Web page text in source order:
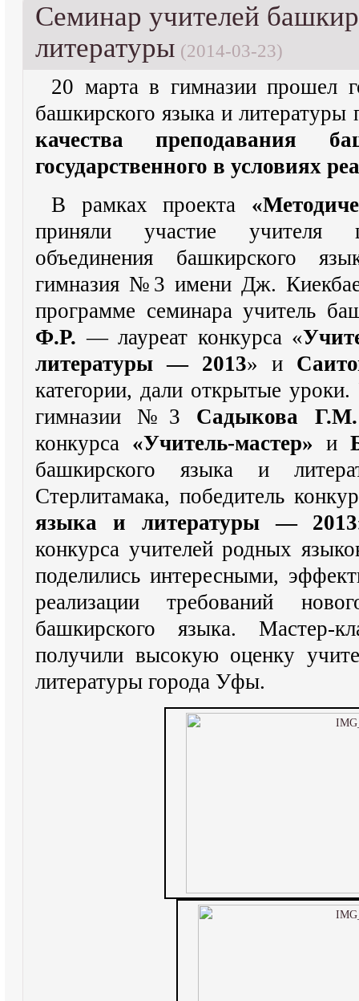
Cеминар учителей
литературы (2014-03-23)
20 марта в гимназии прошел
башкирского языка и
качества преподавания
государственного в условиях
В рамках проекта
приняли участие учителя
объединения башкирского
гимназия №3 имени Дж.
программе семинара учитель
Ф.Р. — лауреат конкурса «
литературы — 2013» и
категории, дали открытые
гимназии №3 Садыкова Г.М.
конкурса «Учитель-мастер» и
башкирского языка и
Стерлитамака, победитель
языка и литературы —
конкурса учителей родных
поделились интересными,
реализации требований
башкирского языка. Мастер-
получили высокую оценку
литературы города Уфы.